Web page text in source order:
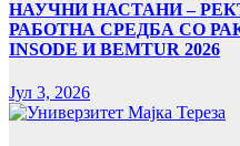
НАУЧНИ НАСТАНИ –
РАБОТНА СРЕДБА СО
INSODE И BEMTUR 2026
Јул 3, 2026